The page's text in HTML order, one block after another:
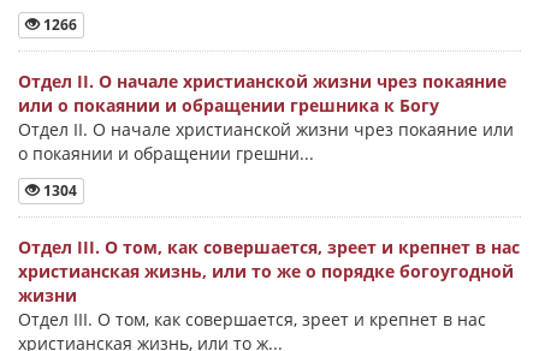
1266
Отдел II. О начале христианской жизни чрез покаяние
или о покаянии и обращении грешника к Богу
Отдел II. О начале христианской жизни чрез покаяние или
о покаянии и обращении грешни...
1304
Отдел III. О том, как совершается, зреет и крепнет в нас
христианская жизнь, или то же о порядке богоугодной
жизни
Отдел III. О том, как совершается, зреет и крепнет в нас
христианская жизнь, или то ж...